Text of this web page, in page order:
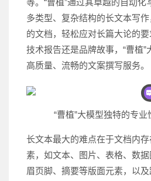
等。“曹植”通过其卓越的自动
多类型、复杂结构的长文本写
的文档，轻松应对长篇大论的要
技术报告还是品牌故事，“曹植
高质量、流畅的文案撰写服务。
“曹植”大模型独特的专
长文本最大的难点在于文档内
素，如文本、图片、表格、数
眉页脚、摘要等版面元素，以